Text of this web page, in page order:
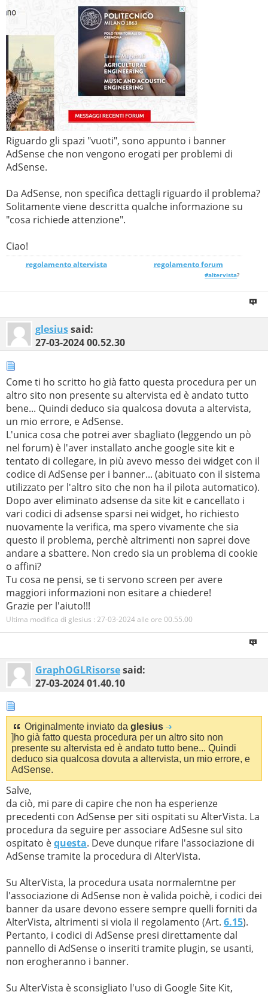
Riguardo gli spazi "vuoti", sono appunto i banner
AdSense che non vengono erogati per problemi di
AdSense.
Da AdSense, non specifica dettagli riguardo il problema?
Solitamente viene descritta qualche informazione su
"cosa richiede attenzione".
Ciao!
regolamento altervista_______________ regolamento forum
#altervista?
glesiussaid:
27-03-202400.52.30
Come ti ho scritto ho già fatto questa procedura per un
altro sito non presente su altervista ed è andato tutto
bene... Quindi deduco sia qualcosa dovuta a altervista,
un mio errore, e AdSense.
L'unica cosa che potrei aver sbagliato (leggendo un pò
nel forum) è l'aver installato anche google site kit e
tentato di collegare, in più avevo messo dei widget con il
codice di AdSense per i banner... (abituato con il sistema
utilizzato per l'altro sito che non ha il pilota automatico).
Dopo aver eliminato adsense da site kit e cancellato i
vari codici di adsense sparsi nei widget, ho richiesto
nuovamente la verifica, ma spero vivamente che sia
questo il problema, perchè altrimenti non saprei dove
andare a sbattere. Non credo sia un problema di cookie
o affini?
Tu cosa ne pensi, se ti servono screen per avere
maggiori informazioni non esitare a chiedere!
Grazie per l'aiuto!!!
Ultima modifica di glesius : 27-03-2024 alle ore 00.55.00
GraphOGLRisorsesaid:
27-03-202401.40.10
Originalmente inviato da glesius
]ho già fatto questa procedura per un altro sito non
presente su altervista ed è andato tutto bene... Quindi
deduco sia qualcosa dovuta a altervista, un mio errore, e
AdSense.
Salve,
da ciò, mi pare di capire che non ha esperienze
precedenti con AdSense per siti ospitati su AlterVista. La
procedura da seguire per associare AdSesne sul sito
ospitato èquesta. Deve dunque rifare l'associazione di
AdSense tramite la procedura di AlterVista.
Su AlterVista, la procedura usata normalemtne per
l'associazione di AdSense non è valida poichè, i codici dei
banner da usare devono essere sempre quelli forniti da
AlterVista, altrimenti si viola il regolamento (Art. 6.15).
Pertanto, i codici di AdSense presi direttamente dal
pannello di AdSense o inseriti tramite plugin, se usanti,
non erogheranno i banner.
Su AlterVista è sconsigliato l'uso di Google Site Kit,